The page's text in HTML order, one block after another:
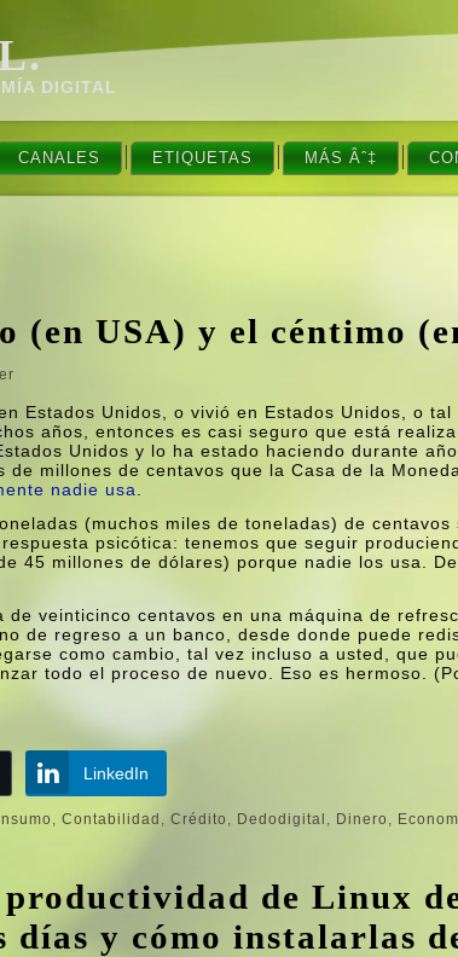
DIGITAL
CANALES ETIQUETAS MÁS Âˆ‡
(en USA) y el céntimo
Estados Unidos, o vivió en Estados Unidos, o tal
años, entonces es casi seguro que está
Unidos y lo ha estado haciendo durante
de millones de centavos que la Casa de la
nadie usa
(muchos miles de toneladas) de centavos
psicótica: tenemos que seguir
45 millones de dólares) porque nadie los usa.
de veinticinco centavos en una máquina de
de regreso a un banco, desde donde puede
como cambio, tal vez incluso a usted, que
todo el proceso de nuevo. Eso es hermoso.
LinkedIn
,Contabilidad ,Crédito , Dedodigital , Dinero ,
de Linux
días y cómo instalarlas